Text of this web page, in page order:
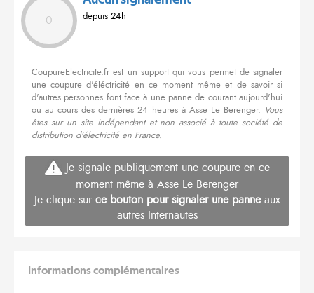
0 depuis 24h
CoupureElectricite.fr est un support qui vous permet de signaler
une coupure d'éléctricité en ce moment même et de savoir si
d'autres personnes font face à une panne de courant aujourd'hui
ou au cours des dernières 24 heures à Asse Le Berenger. Vous
êtes sur un site indépendant et non associé à toute société de
distribution d'électricité en France.
Je signale publiquement une coupure en ce
moment même à Asse Le Berenger
Je clique sur ce bouton pour signaler une panneaux
autres Internautes
Informations complémentaires